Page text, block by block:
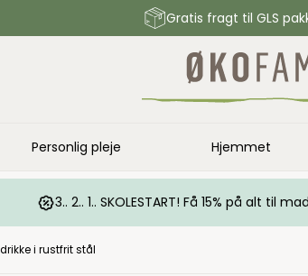
Gratis fragt til GLS
Personlig pleje Hjemmet
3.. 2.. 1.. SKOLESTART! Få 15% på alt til
i rustfrit stål